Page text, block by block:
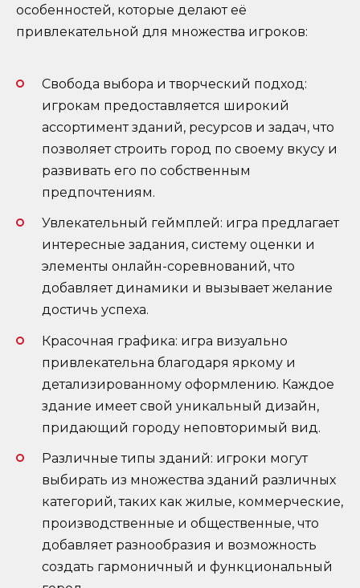
особенностей, которые делают её
привлекательной для множества игроков:
Свобода выбора и творческий подход:
игрокам предоставляется широкий
ассортимент зданий, ресурсов и задач, что
позволяет строить город по своему вкусу и
развивать его по собственным
предпочтениям.
Увлекательный геймплей: игра предлагает
интересные задания, систему оценки и
элементы онлайн-соревнований, что
добавляет динамики и вызывает желание
достичь успеха.
Красочная графика: игра визуально
привлекательна благодаря яркому и
детализированному оформлению. Каждое
здание имеет свой уникальный дизайн,
придающий городу неповторимый вид.
Различные типы зданий: игроки могут
выбирать из множества зданий различных
категорий, таких как жилые, коммерческие,
производственные и общественные, что
добавляет разнообразия и возможность
создать гармоничный и функциональный